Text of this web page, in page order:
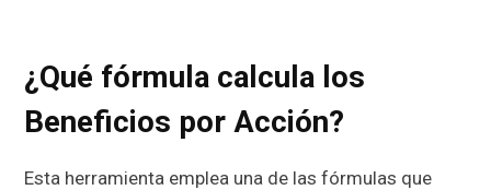
¿Qué fórmula calcula los
Beneficios por Acción?
Esta herramienta emplea una de las fórmulas que